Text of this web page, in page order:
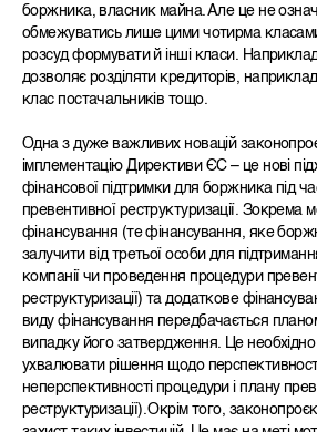
боржника, власник майна.Але це не
обмежуватись лише цими чотирма
розсуд формувати й інші класи.
дозволяє розділяти кредиторів,
клас постачальників тощо.
Одна з дуже важливих новацій
імплементацію Директиви ЄС – це нові
фінансової підтримки для боржника під
превентивної реструктуризації. Зокрема
фінансування (те фінансування, яке
залучити від третьої особи для
компанії чи проведення процедури
реструктуризації) та додаткове
виду фінансування передбачається
випадку його затвердження. Це необхідно
ухвалювати рішення щодо
неперспективності процедури і плану
реструктуризації).Окрім того,